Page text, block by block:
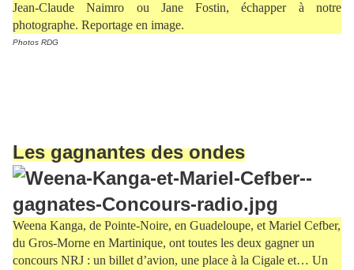
Jean-Claude Naimro ou Jane Fostin, échapper à notre
photographe. Reportage en image.
Photos RDG
Les gagnantes des ondes
Weena Kanga, de Pointe-Noire, en Guadeloupe, et Mariel Cefber,
du Gros-Morne en Martinique, ont toutes les deux gagner un
concours NRJ : un billet d’avion, une place à la Cigale et… Un